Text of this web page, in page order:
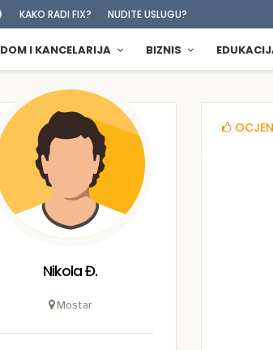
KAKO RADI FIX? NUDITE USLUGU?
DOM I KANCELARIJA BIZNIS
Nikola Đ.
Mostar